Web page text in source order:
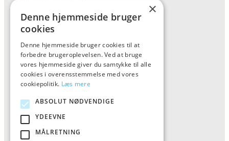
Forside
Vis alle produkter
Kontakt
Oversigt artikler
ALFA
Tlf: 7876 8672
×
Denne hjemmeside bruger
cookies
Denne hjemmeside bruger cookies til at
forbedre brugeroplevelsen. Ved at bruge
vores hjemmeside giver du samtykke til alle
cookies i overensstemmelse med vores
cookiepolitik. Læs mere
ABSOLUT NØDVENDIGE
YDEEVNE
MÅLRETNING